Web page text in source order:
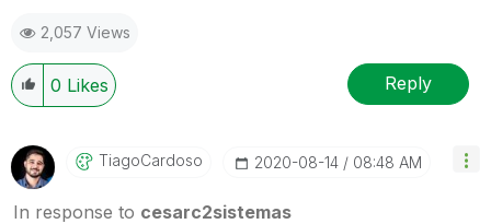
2,057 Views
0 Likes Reply
TiagoCardoso ‎2020-08-14 08:48 AM
In response to cesarc2sistemas